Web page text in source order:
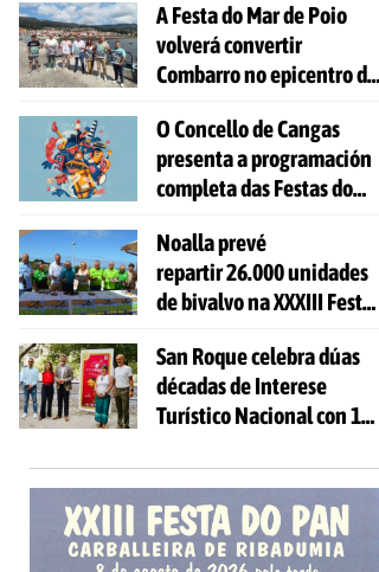
A Festa do Mar de Poio
volverá convertir
Combarro no epicentro da
O Concello de Cangas
presenta a programación
completa das Festas do
Noalla prevé
repartir 26.000 unidades
de bivalvo na XXXIII Festa
San Roque celebra dúas
décadas de Interese
Turístico Nacional con 10
actividades gratuítas